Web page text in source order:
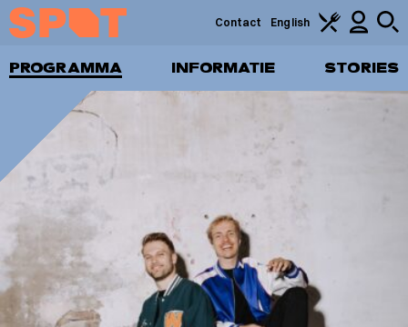
PROGRAMMA INFORMATIE STORIES
Contact English